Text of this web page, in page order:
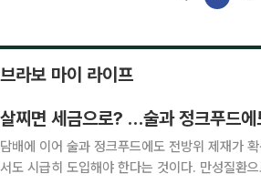
브라보 마이 라이프
살찌면 세금으로? …술과 정크푸드에
담배에 이어 술과 정크푸드에도 전방위 제재가 확산 될 것으로 보인다. 선진국에서 이미 도입한
서도 시급히 도입해야 한다는 것이다. 만성질환으로 인한